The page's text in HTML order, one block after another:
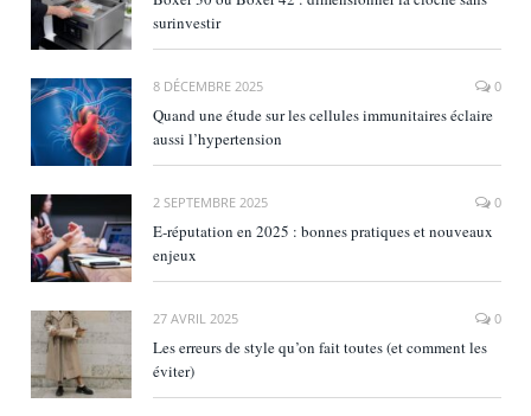
surinvestir
8 DÉCEMBRE 2025 0
Quand une étude sur les cellules immunitaires éclaire
aussi l’hypertension
2 SEPTEMBRE 2025 0
E‑réputation en 2025 : bonnes pratiques et nouveaux
enjeux
27 AVRIL 2025 0
Les erreurs de style qu’on fait toutes (et comment les
éviter)